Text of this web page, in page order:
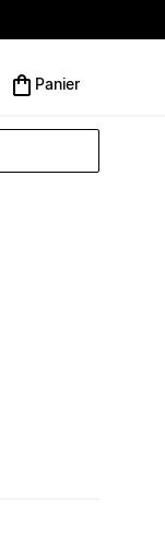
Panier